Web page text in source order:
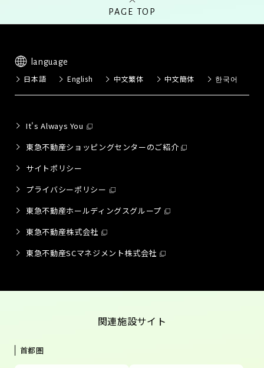
PAGE TOP
language
日本語 English 中文繁体 中文簡体 한국어
It's Always You
東急不動産ショッピングセンターのご紹介
サイトポリシー
プライバシーポリシー
東急不動産ホールディングスグループ
東急不動産株式会社
東急不動産SCマネジメント株式会社
関連施設サイト
首都圏